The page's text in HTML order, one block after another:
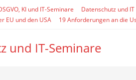
KI und IT-Seminare Datenschutz und IT
EU und den USA
19 Anforderungen an die
und IT-Seminare